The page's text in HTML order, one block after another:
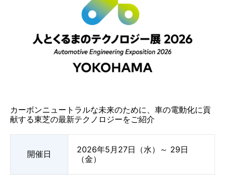
カーボンニュートラルな未来のために、車の電動化に貢
献する東芝の最新テクノロジーをご紹介
開催日
2026年5月27日（水）～ 29日
（金）